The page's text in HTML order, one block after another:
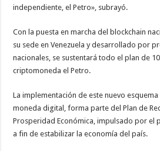
independiente, el Petro», subrayó.
Con la puesta en marcha del blockchain
su sede en Venezuela y desarrollado por
nacionales, se sustentará todo el plan de
criptomoneda el Petro.
La implementación de este nuevo
moneda digital, forma parte del Plan de
Prosperidad Económica, impulsado por el
a fin de estabilizar la economía del país.